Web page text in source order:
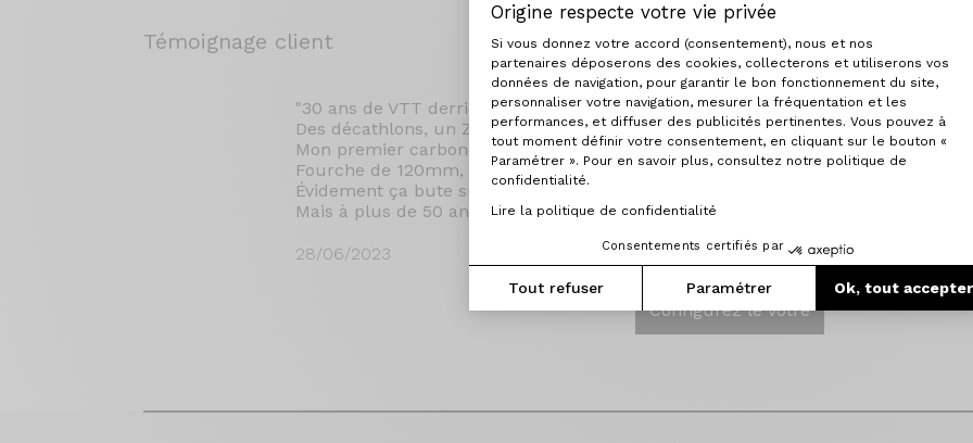
Origine respecte votre vie privée
Plateforme de Gestion du
Si vous donnez votre accord (consentement), nous et nos
partenaires déposerons des cookies, collecterons et utiliserons vos
données de navigation, pour garantir le bon fonctionnement du site,
personnaliser votre navigation, mesurer la fréquentation et les
performances, et diffuser des publicités pertinentes. Vous pouvez à
tout moment définir votre consentement, en cliquant sur le bouton «
Paramétrer ». Pour en savoir plus, consultez notre politique de
confidentialité.
Lire la politique de confidentialité
Consentements certifiés par
Tout refuser Paramétrer Ok, tout accepter
Axeptio consent
Témoignage client
"30 ans de VTT derrière moi, retour sur un semi-rigide...
Des décathlons, un Zesty, un fuel EX et maintenant un Théorème GT.
Mon premier carbone monoplateau. Un vrai jouet, très réactif, vif, léger, grisant !
Fourche de 120mm, tige de selle télescopique, ça passe vraiment partout et ça
Évidement ça bute sur du terrain dur et défoncé. Le manque d'un amortisseur
Mais à plus de 50 ans, j'ai (re) trouvé une machine à sensation."
28/06/2023
Configurez le votre